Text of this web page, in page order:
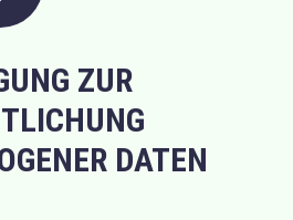
ZUR
DATEN